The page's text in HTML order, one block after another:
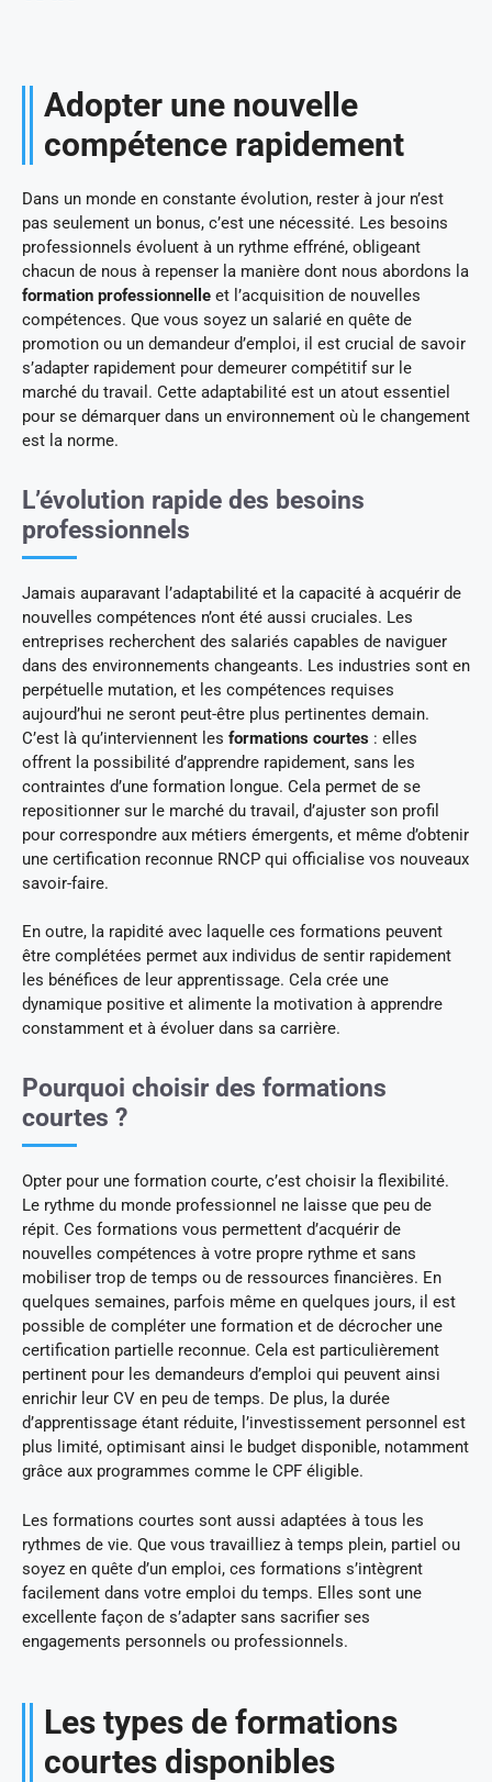
Adopter une nouvelle
compétence rapidement
Dans un monde en constante évolution, rester à jour n’est
pas seulement un bonus, c’est une nécessité. Les besoins
professionnels évoluent à un rythme effréné, obligeant
chacun de nous à repenser la manière dont nous abordons la
formation professionnelle et l’acquisition de nouvelles
compétences. Que vous soyez un salarié en quête de
promotion ou un demandeur d’emploi, il est crucial de savoir
s’adapter rapidement pour demeurer compétitif sur le
marché du travail. Cette adaptabilité est un atout essentiel
pour se démarquer dans un environnement où le changement
est la norme.
L’évolution rapide des besoins
professionnels
Jamais auparavant l’adaptabilité et la capacité à acquérir de
nouvelles compétences n’ont été aussi cruciales. Les
entreprises recherchent des salariés capables de naviguer
dans des environnements changeants. Les industries sont en
perpétuelle mutation, et les compétences requises
aujourd’hui ne seront peut-être plus pertinentes demain.
C’est là qu’interviennent les formations courtes : elles
offrent la possibilité d’apprendre rapidement, sans les
contraintes d’une formation longue. Cela permet de se
repositionner sur le marché du travail, d’ajuster son profil
pour correspondre aux métiers émergents, et même d’obtenir
une certification reconnue RNCP qui officialise vos nouveaux
savoir-faire.
En outre, la rapidité avec laquelle ces formations peuvent
être complétées permet aux individus de sentir rapidement
les bénéfices de leur apprentissage. Cela crée une
dynamique positive et alimente la motivation à apprendre
constamment et à évoluer dans sa carrière.
Pourquoi choisir des formations
courtes ?
Opter pour une formation courte, c’est choisir la flexibilité.
Le rythme du monde professionnel ne laisse que peu de
répit. Ces formations vous permettent d’acquérir de
nouvelles compétences à votre propre rythme et sans
mobiliser trop de temps ou de ressources financières. En
quelques semaines, parfois même en quelques jours, il est
possible de compléter une formation et de décrocher une
certification partielle reconnue. Cela est particulièrement
pertinent pour les demandeurs d’emploi qui peuvent ainsi
enrichir leur CV en peu de temps. De plus, la durée
d’apprentissage étant réduite, l’investissement personnel est
plus limité, optimisant ainsi le budget disponible, notamment
grâce aux programmes comme le CPF éligible.
Les formations courtes sont aussi adaptées à tous les
rythmes de vie. Que vous travailliez à temps plein, partiel ou
soyez en quête d’un emploi, ces formations s’intègrent
facilement dans votre emploi du temps. Elles sont une
excellente façon de s’adapter sans sacrifier ses
engagements personnels ou professionnels.
Les types de formations
courtes disponibles